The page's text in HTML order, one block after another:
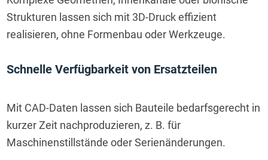
Strukturen lassen sich mit 3D-Druck effizient
realisieren, ohne Formenbau oder Werkzeuge.
Schnelle Verfügbarkeit von Ersatzteilen
Mit CAD-Daten lassen sich Bauteile bedarfsgerecht in
kurzer Zeit nachproduzieren, z. B. für
Maschinenstillstände oder Serienänderungen.